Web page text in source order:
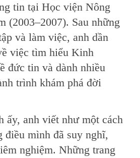
tin tại Học viện Nông
(2003–2007). Sau những
và làm việc, anh dần
việc tìm hiểu Kinh
đức tin và dành nhiều
trình khám phá đời
ấy, anh viết như một cách
điều mình đã suy nghĩ,
nghiệm. Những trang